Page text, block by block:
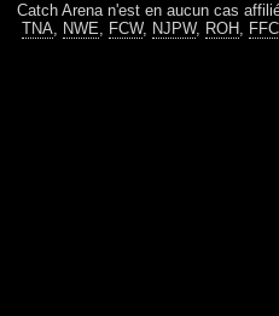
Catch Arena n'est en aucun cas
TNA, NWE, FCW, NJPW, ROH ,